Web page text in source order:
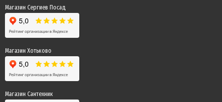
Магазин Сергиев Посад
Магазин Хотьково
Магазин Сантехник